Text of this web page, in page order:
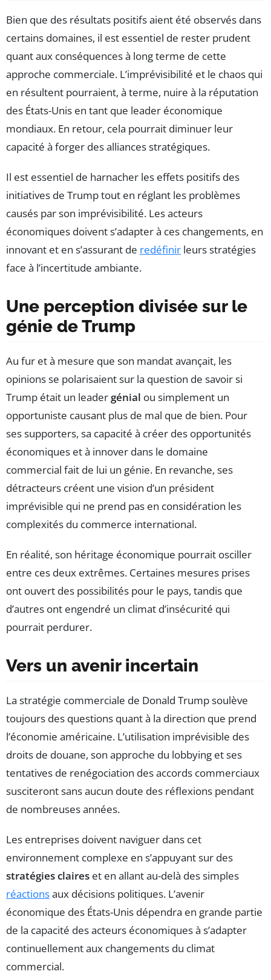
Bien que des résultats positifs aient été observés dans
certains domaines, il est essentiel de rester prudent
quant aux conséquences à long terme de cette
approche commerciale. L’imprévisibilité et le chaos qui
en résultent pourraient, à terme, nuire à la réputation
des États-Unis en tant que leader économique
mondiaux. En retour, cela pourrait diminuer leur
capacité à forger des alliances stratégiques.
Il est essentiel de harnacher les effets positifs des
initiatives de Trump tout en réglant les problèmes
causés par son imprévisibilité. Les acteurs
économiques doivent s’adapter à ces changements, en
innovant et en s’assurant de redéfinir leurs stratégies
face à l’incertitude ambiante.
Une perception divisée sur le
génie de Trump
Au fur et à mesure que son mandat avançait, les
opinions se polarisaient sur la question de savoir si
Trump était un leader génial ou simplement un
opportuniste causant plus de mal que de bien. Pour
ses supporters, sa capacité à créer des opportunités
économiques et à innover dans le domaine
commercial fait de lui un génie. En revanche, ses
détracteurs créent une vision d’un président
imprévisible qui ne prend pas en considération les
complexités du commerce international.
En réalité, son héritage économique pourrait osciller
entre ces deux extrêmes. Certaines mesures prises
ont ouvert des possibilités pour le pays, tandis que
d’autres ont engendré un climat d’insécurité qui
pourrait perdurer.
Vers un avenir incertain
La stratégie commerciale de Donald Trump soulève
toujours des questions quant à la direction que prend
l’économie américaine. L’utilisation imprévisible des
droits de douane, son approche du lobbying et ses
tentatives de renégociation des accords commerciaux
susciteront sans aucun doute des réflexions pendant
de nombreuses années.
Les entreprises doivent naviguer dans cet
environnement complexe en s’appuyant sur des
stratégies claires et en allant au-delà des simples
réactionsaux décisions politiques. L’avenir
économique des États-Unis dépendra en grande partie
de la capacité des acteurs économiques à s’adapter
continuellement aux changements du climat
commercial.